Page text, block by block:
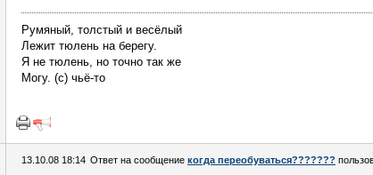
Румяный, толстый и весёлый
Лежит тюлень на берегу.
Я не тюлень, но точно так же
Могу. (с) чьё-то
13.10.08 18:14 Ответ на сообщение когда переобуваться???????